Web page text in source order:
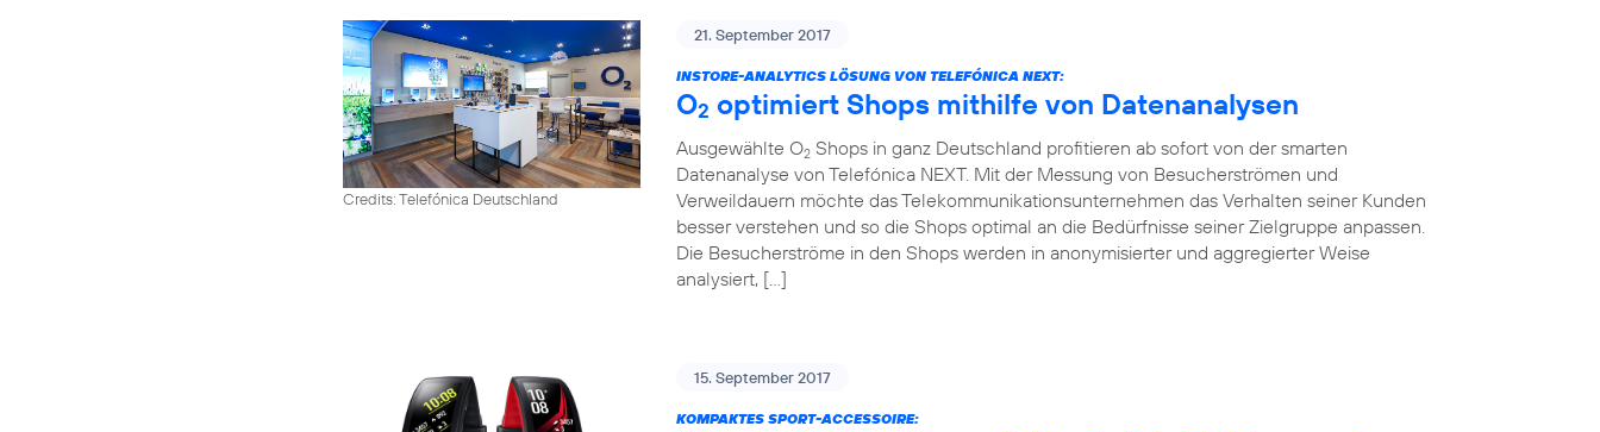
Credits: Telefónica Deutschland
21. September 2017
INSTORE-ANALYTICS LÖSUNG VON TELEFÓNICA NEXT:
O2 optimiert Shops mithilfe von Datenanalysen
Ausgewählte O2 Shops in ganz Deutschland profitieren ab sofort von der smarten
Datenanalyse von Telefónica NEXT. Mit der Messung von Besucherströmen und
Verweildauern möchte das Telekommunikationsunternehmen das Verhalten seiner Kunden
besser verstehen und so die Shops optimal an die Bedürfnisse seiner Zielgruppe anpassen.
Die Besucherströme in den Shops werden in anonymisierter und aggregierter Weise
analysiert, […]
15. September 2017
KOMPAKTES SPORT-ACCESSOIRE: